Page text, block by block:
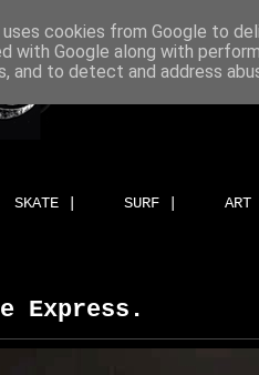
SKATE | SURF |
Express.
cookies from Google to
with Google along with
and to detect and address